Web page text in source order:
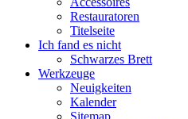
Restauratoren
Titelseite
Ich fand es nicht
Schwarzes Brett
Werkzeuge
Neuigkeiten
Kalender